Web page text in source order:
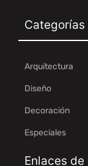
Categorías
Arquitectura
Diseño
Decoración
Especiales
Enlaces